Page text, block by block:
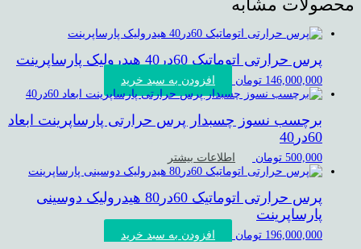
محصولات مشابه
پرس حرارتی اتوماتیک 60در40 هیدرولیک پارساپرینت
146,000,000 تومان افزودن به سبد خرید
برچسب نسوز چسبدار پرس حرارتی پارساپرینت ابعاد
60در40
500,000 تومان اطلاعات بیشتر
پرس حرارتی اتوماتیک 60در80 هیدرولیک دوسینی
پارساپرینت
196,000,000 تومان افزودن به سبد خرید